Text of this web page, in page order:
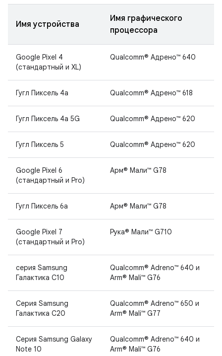
Имя устройства
Имя графического
процессора
Google Pixel 4
(стандартный и XL)
Qualcomm® Адрено™ 640
Гугл Пиксель 4а Qualcomm® Адрено™ 618
Гугл Пиксель 4а 5G Qualcomm® Адрено™ 620
Гугл Пиксель 5 Qualcomm® Адрено™ 620
Google Pixel 6
(стандартный и Pro)
Арм® Мали™ G78
Гугл Пиксель 6а Арм® Мали™ G78
Google Pixel 7
(стандартный и Pro)
Рука® Мали™ G710
серия Samsung
Галактика С10
Qualcomm® Adreno™ 640 и
Arm® Mali™ G76
Серия Samsung
Галактика С20
Qualcomm® Adreno™ 650 и
Arm® Mali™ G77
Серия Samsung Galaxy
Note 10
Qualcomm® Adreno™ 640 и
Arm® Mali™ G76